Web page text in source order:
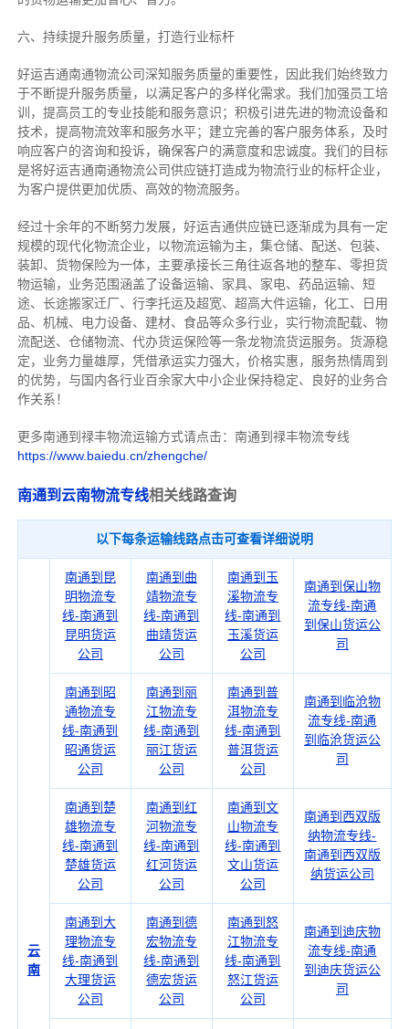
六、持续提升服务质量，打造行业标杆
好运吉通南通物流公司深知服务质量的重要性，因此我们始终致力
于不断提升服务质量，以满足客户的多样化需求。我们加强员工培
训，提高员工的专业技能和服务意识；积极引进先进的物流设备和
技术，提高物流效率和服务水平；建立完善的客户服务体系，及时
响应客户的咨询和投诉，确保客户的满意度和忠诚度。我们的目标
是将好运吉通南通物流公司供应链打造成为物流行业的标杆企业，
为客户提供更加优质、高效的物流服务。
经过十余年的不断努力发展，好运吉通供应链已逐渐成为具有一定
规模的现代化物流企业，以物流运输为主，集仓储、配送、包装、
装卸、货物保险为一体，主要承接长三角往返各地的整车、零担货
物运输，业务范围涵盖了设备运输、家具、家电、药品运输、短
途、长途搬家迁厂、行李托运及超宽、超高大件运输，化工、日用
品、机械、电力设备、建材、食品等众多行业，实行物流配载、物
流配送、仓储物流、代办货运保险等一条龙物流货运服务。货源稳
定，业务力量雄厚，凭借承运实力强大，价格实惠，服务热情周到
的优势，与国内各行业百余家大中小企业保持稳定、良好的业务合
作关系！
更多南通到禄丰物流运输方式请点击：南通到禄丰物流专线
https://www.baiedu.cn/zhengche/
南通到云南物流专线相关线路查询
以下每条运输线路点击可查看详细说明
云
南
南通到昆
明物流专
线-南通到
昆明货运
公司
南通到曲
靖物流专
线-南通到
曲靖货运
公司
南通到玉
溪物流专
线-南通到
玉溪货运
公司
南通到保山物
流专线-南通
到保山货运公
司
南通到昭
通物流专
线-南通到
昭通货运
公司
南通到丽
江物流专
线-南通到
丽江货运
公司
南通到普
洱物流专
线-南通到
普洱货运
公司
南通到临沧物
流专线-南通
到临沧货运公
司
南通到楚
雄物流专
线-南通到
楚雄货运
公司
南通到红
河物流专
线-南通到
红河货运
公司
南通到文
山物流专
线-南通到
文山货运
公司
南通到西双版
纳物流专线-
南通到西双版
纳货运公司
南通到大
理物流专
线-南通到
大理货运
公司
南通到德
宏物流专
线-南通到
德宏货运
公司
南通到怒
江物流专
线-南通到
怒江货运
公司
南通到迪庆物
流专线-南通
到迪庆货运公
司